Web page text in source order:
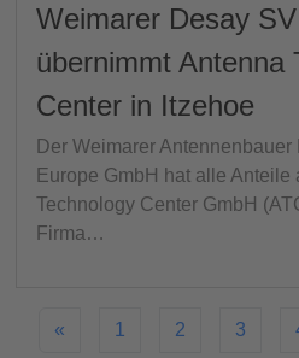
Weimarer Desay
übernimmt Antenna
Center in Itzehoe
Der Weimarer
Europe GmbH hat alle Anteile
Technology Center GmbH
Firma…
« 1 2 3